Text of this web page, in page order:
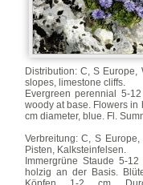
Distribution: C, S Europe,
slopes, limestone cliffs.
Evergreen perennial 5-
woody at base. Flowers in
cm diameter, blue. Fl.
Verbreitung: C, S Europe,
Pisten, Kalksteinfelsen.
Immergrüne Staude 5-
holzig an der Basis.